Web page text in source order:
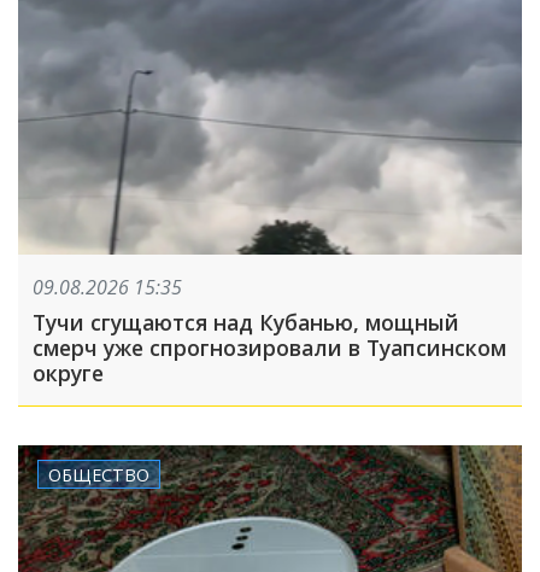
09.08.2026 15:35
Тучи сгущаются над Кубанью, мощный
смерч уже спрогнозировали в Туапсинском
округе
ОБЩЕСТВО